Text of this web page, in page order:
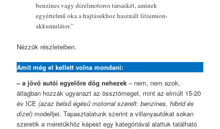
benzines vagy dízelmotoros társaikét, aminek
egyértelmű oka a hajtásukhoz használt lítiumion-
akkumulátor.”
Nézzük részleteiben.
Amit még el kellett volna mondani:
– a jövő autói egyelőre dög nehezek – nem, nem azok,
átlagban hozzák ugyanazt az össztömeget, mint az elmúlt 15-20
év ICE(azaz belső égésű motorral szerelt: benzines, hibrid és
dízel) modelljei. Tapasztalatunk szerint a villanyautókat sokan
szeretik a méretükhöz képest egy kategóriával alattuk található